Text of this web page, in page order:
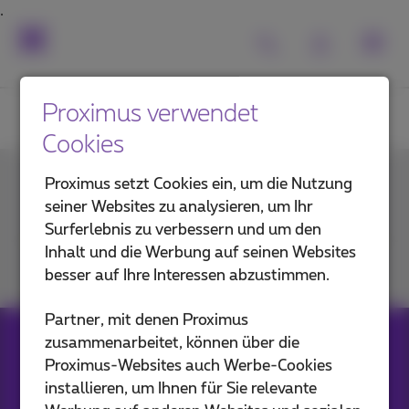
Proximus verwendet
Cookies
Proximus setzt Cookies ein, um die Nutzung
seiner Websites zu analysieren, um Ihr
Surferlebnis zu verbessern und um den
Inhalt und die Werbung auf seinen Websites
besser auf Ihre Interessen abzustimmen.
Partner, mit denen Proximus
zusammenarbeitet, können über die
Proximus-Websites auch Werbe-Cookies
installieren, um Ihnen für Sie relevante
Mitmachen
Unsere Anwendungen